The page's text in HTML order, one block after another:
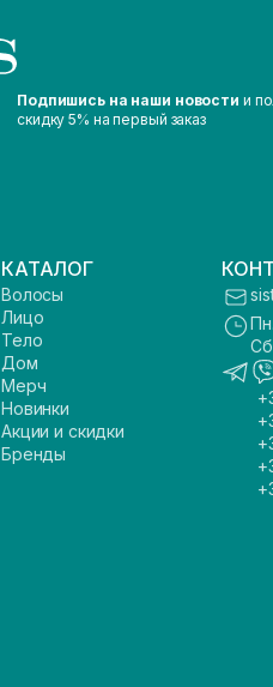
Подпишись на наши новости и
скидку 5% на первый заказ
КАТАЛОГ
Волосы
Лицо
Тело
Дом
Мерч
Новинки
Акции и скидки
Бренды